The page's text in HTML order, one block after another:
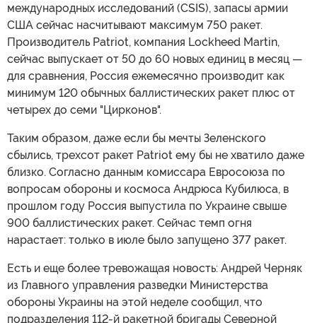
международных исследований (CSIS), запасы армии
США сейчас насчитывают максимум 750 ракет.
Производитель Patriot, компания Lockheed Martin,
сейчас выпускает от 50 до 60 новых единиц в месяц —
для сравнения, Россия ежемесячно производит как
минимум 120 обычных баллистических ракет плюс от
четырех до семи "Цирконов".
Таким образом, даже если бы мечты Зеленского
сбылись, трехсот ракет Patriot ему бы не хватило даже
близко. Согласно данным комиссара Евросоюза по
вопросам обороны и космоса Андрюса Кубилюса, в
прошлом году Россия выпустила по Украине свыше
900 баллистических ракет. Сейчас темп огня
нарастает: только в июле было запущено 377 ракет.
Есть и еще более тревожащая новость: Андрей Черняк
из Главного управления разведки Министерства
обороны Украины на этой неделе сообщил, что
подразделения 112-й ракетной бригады Северной